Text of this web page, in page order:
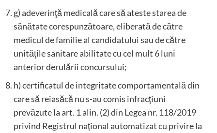
g) adeverinţă medicală care să ateste starea de
sănătate corespunzătoare, eliberată de către
medicul de familie al candidatului sau de către
unităţile sanitare abilitate cu cel mult 6 luni
anterior derulării concursului;
h) certificatul de integritate comportamentală din
care să reiasăcă nu s-au comis infracţiuni
prevăzute la art. 1 alin. (2) din Legea nr. 118/2019
privind Registrul naţional automatizat cu privire la